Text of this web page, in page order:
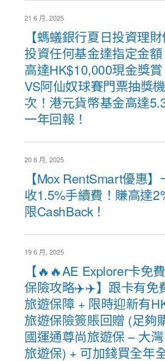
21 6 月, 2025
【螞蟻銀行夏日投資理財
投資任何基金達指定金
高達HK$10,000現金獎
VS阿仙奴球賽門票抽獎
次！港元貨幣基金高達
一年回報！
20 6 月, 2025
【Mox RentSmart優惠
收1.5%手續費！賺高達
限CashBack！
19 6 月, 2025
【🔥🔥AE Explorer卡免
保險攻略✈️✈️】跟卡有免
旅遊保障 + 限時迎新有
旅遊保險簽賬回贈 (足夠
國運通尊尚旅遊保 – 大
旅遊保) + 可加錢買全年